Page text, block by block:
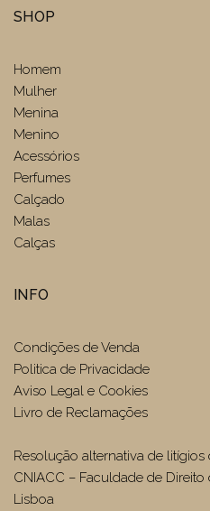
SHOP
Homem
Mulher
Menina
Menino
Acessórios
Perfumes
Calçado
Malas
Calças
INFO
Condições de Venda
Politica de Privacidade
Aviso Legal e Cookies
Livro de Reclamações
Resolução alternativa de litígios
CNIACC – Faculdade de
Lisboa